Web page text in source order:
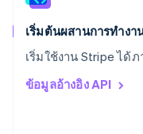
เริ่มต้นผสานการทำงา
เริ่มใช้งาน Stripe ได้
ข้อมูลอ้างอิง API
ออสเตรเลีย
English
DeutschEnglish
อิตาลี
ItalianoEnglish